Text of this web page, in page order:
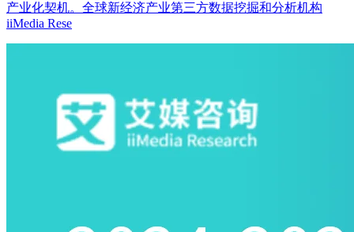
产业化契机。全球新经济产业第三方数据挖掘和分析机构
iiMedia Rese